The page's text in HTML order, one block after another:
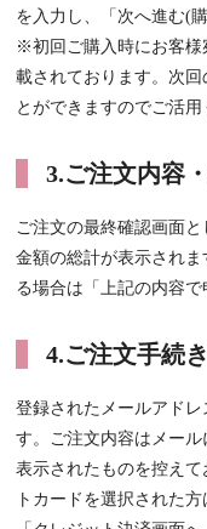
を入力し、「次へ進む(
※初回ご購入時にお客様
載されております。次
とができますのでご活用
3.ご注文内容
ご注文の最終確認画面
金額の総計が表示され
る場合は「上記の内容で
4.ご注文手続
登録されたメールアド
す。ご注文内容はメー
表示されたものを控えて
トカードを選択された